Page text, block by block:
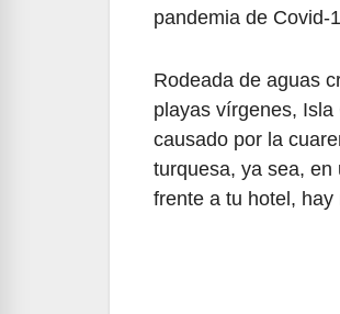
pandemia de Covid-
Rodeada de aguas
playas vírgenes,
causado por la
turquesa, ya sea, en
frente a tu hotel,